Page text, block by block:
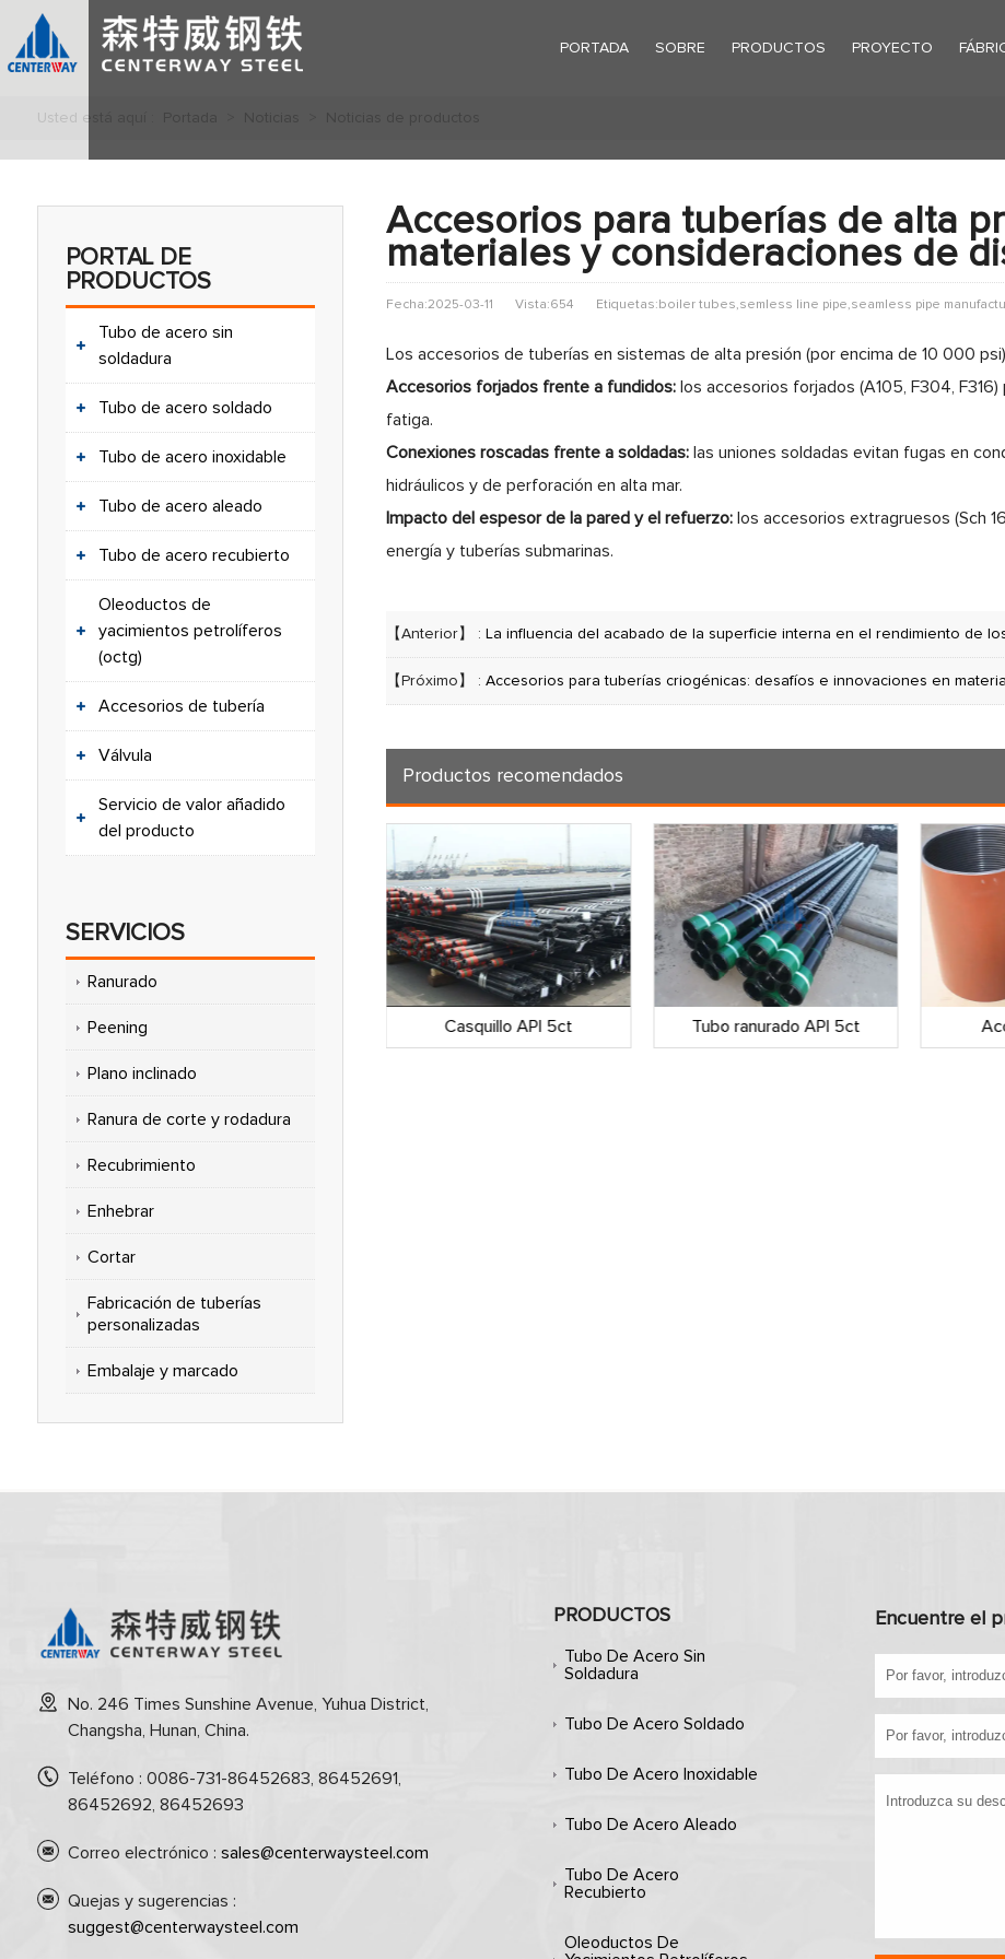
PORTADA SOBRE PRODUCTOS PROYECTO
Usted está aquí :
PORTAL DE
PRODUCTOS
Tubo de acero sin
soldadura
Tubo de acero soldado
Tubo de acero inoxidable
Tubo de acero aleado
Tubo de acero recubierto
Oleoductos de
yacimientos petrolíferos
(octg)
Accesorios de tubería
Válvula
Servicio de valor añadido
del producto
SERVICIOS
Ranurado
Peening
Plano inclinado
Ranura de corte y rodadura
Recubrimiento
Enhebrar
Cortar
Fabricación de tuberías
personalizadas
Embalaje y marcado
Accesorios para tuberías de alta
materiales y consideraciones de
Fecha:2025-03-11 Vista:654 Etiquetas:boiler tubes,semless line pipe,seamless pipe
Los accesorios de tuberías en sistemas de alta presión (por encima de 10 000
Accesorios forjados frente a fundidos: los accesorios forjados (A105, F304,
fatiga.
Conexiones roscadas frente a soldadas:las uniones soldadas evitan fugas en
hidráulicos y de perforación en alta mar.
Impacto del espesor de la pared y el refuerzo:los accesorios extragruesos (Sch
energía y tuberías submarinas.
【Anterior】 : La influencia del acabado de la superficie interna en el rendimiento de
【Próximo】 : Accesorios para tuberías criogénicas: desafíos e innovaciones en
Productos recomendados
Casquillo API 5ct Tubo ranurado API 5ct
No. 246 Times Sunshine Avenue, Yuhua District,
Changsha, Hunan, China.
Teléfono : 0086-731-86452683, 86452691,
86452692, 86452693
Correo electrónico : sales@centerwaysteel.com
Quejas y sugerencias :
suggest@centerwaysteel.com
PRODUCTOS
Tubo De Acero Sin
Soldadura
Tubo De Acero Soldado
Tubo De Acero Inoxidable
Tubo De Acero Aleado
Tubo De Acero
Recubierto
Oleoductos De
Encuentre el